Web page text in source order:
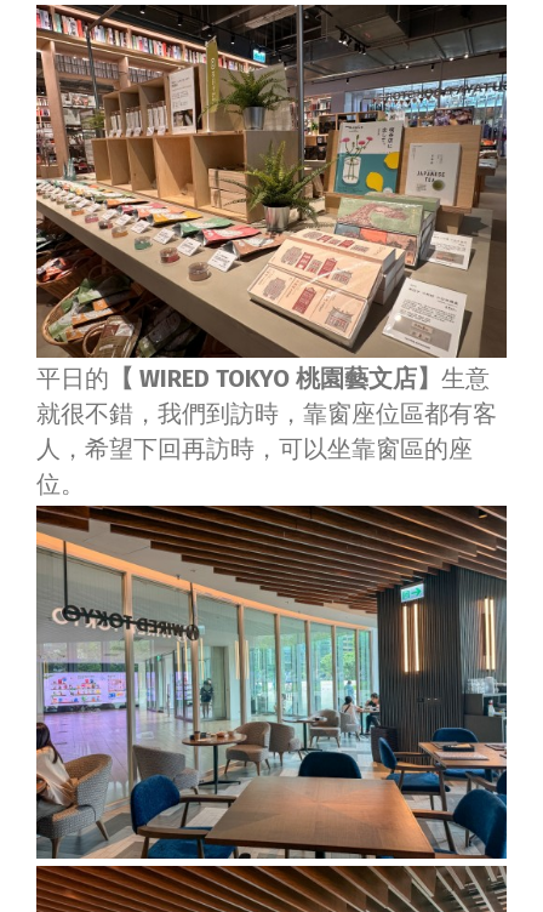
平日的 【 WIRED TOKYO 桃園藝文店】 生意
就很不錯，我們到訪時，靠窗座位區都有客
人，希望下回再訪時，可以坐靠窗區的座
位。